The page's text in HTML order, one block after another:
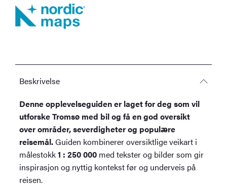
Beskrivelse
Denne opplevelseguiden er laget for deg som vil
utforske Tromsø med bil og få en god oversikt
over områder, severdigheter og populære
reisemål.Guiden kombinerer oversiktlige veikart i
målestokk1 : 250 000 med tekster og bilder som gir
inspirasjon og nyttig kontekst før og underveis på
reisen.